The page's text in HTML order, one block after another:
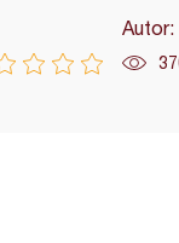
Autor: